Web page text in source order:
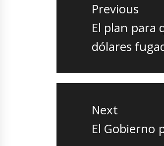
entradas
Previous
Previous
post:
El plan para
dólares
Next
Next
El Gobierno